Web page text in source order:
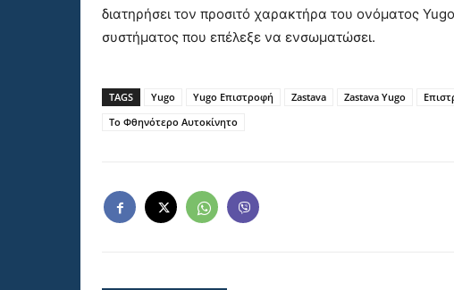
διατηρήσει τον προσιτό χαρακτήρα του ονόματος
συστήματος που επέλεξε να ενσωματώσει.
TAGS Yugo Yugo Επιστροφή Zastava Zastava Yugo
Το Φθηνότερο Αυτοκίνητο